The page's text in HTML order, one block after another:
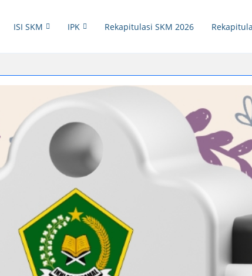
ISI SKM IPK Rekapitulasi SKM 2026